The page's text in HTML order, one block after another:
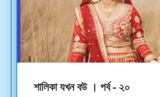
শালিকা যখন বউ । পর্ব - ২০